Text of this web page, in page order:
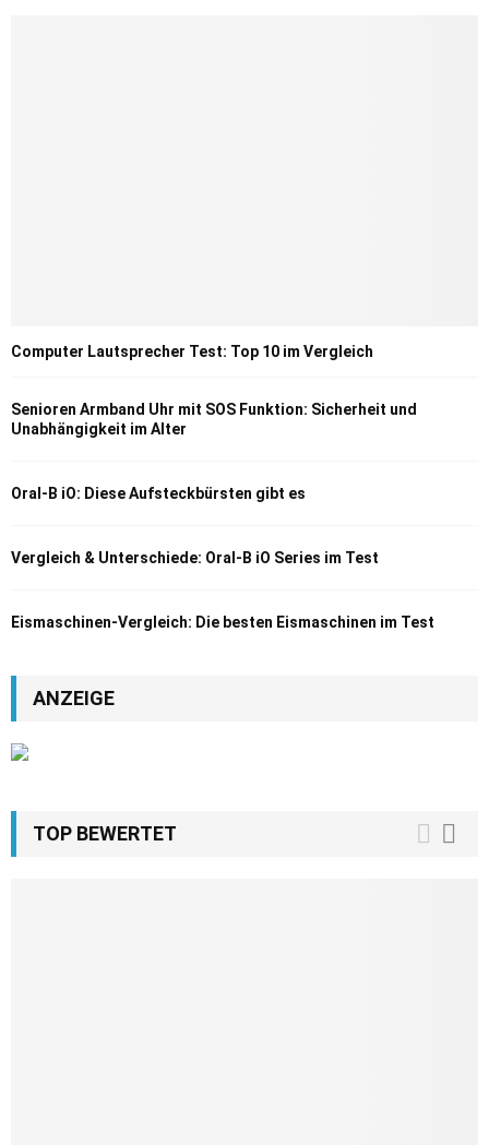
Computer Lautsprecher Test: Top 10 im Vergleich
Senioren Armband Uhr mit SOS Funktion: Sicherheit und
Unabhängigkeit im Alter
Oral-B iO: Diese Aufsteckbürsten gibt es
Vergleich & Unterschiede: Oral-B iO Series im Test
Eismaschinen-Vergleich: Die besten Eismaschinen im Test
ANZEIGE
TOP BEWERTET